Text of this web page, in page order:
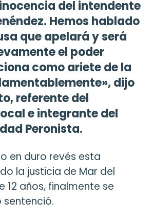
del intendente
Hemos hablado
que apelará y será
el poder
como ariete de la
dijo
referente del
e integrante del
Peronista.
en duro revés esta
la justicia de Mar del
12 años, finalmente se
sentenció.